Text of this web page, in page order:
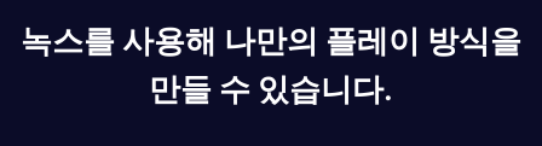
녹스를 사용해 나만의 플레이 방식을
만들 수 있습니다.